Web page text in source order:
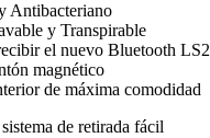
Antibacteriano
y Transpirable
el nuevo Bluetooth LS2
magnético
de máxima comodidad
de retirada fácil